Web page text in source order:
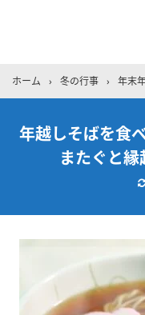
ホーム › 冬の行事 › 年末
年越しそばを食
またぐと縁